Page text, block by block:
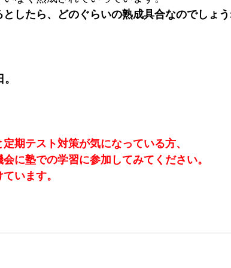
したら、どのぐらいの熟成具合なのでしょ
期テスト対策が気になっている方、
に塾での学習に参加してみてください。
います。